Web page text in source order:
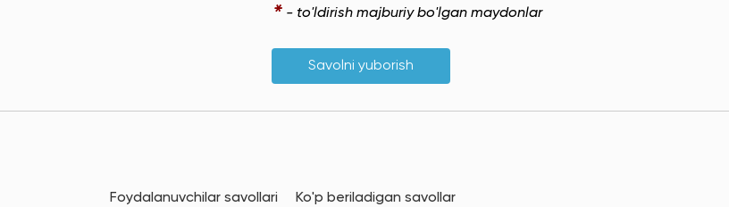
* - to'ldirish majburiy bo'lgan maydonlar
Savolni yuborish
Foydalanuvchilar savollari Ko'p beriladigan savollar